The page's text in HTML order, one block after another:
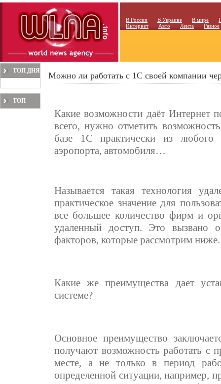
В России В Украине В мире
Интернет
Авто Лента Разное
ТОП ДНЯ
ТОП
Можно ли работать с 1С своей компании
Какие возможности даёт Интернет
всего, нужно отметить
базе 1С практически из любого
аэропорта, автомобиля…
Называется такая технология
практическое значение для
все большее количество фирм и
удаленный доступ. Это вызвано
факторов, которые рассмотрим ниже.
Какие же преимущества дает
системе?
Основное преимущество
получают возможность работать
месте, а не только в период
определенной ситуации, например,